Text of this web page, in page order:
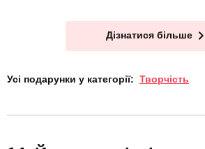
Дізнатися більше
Усі подарунки у категорії: Творчість